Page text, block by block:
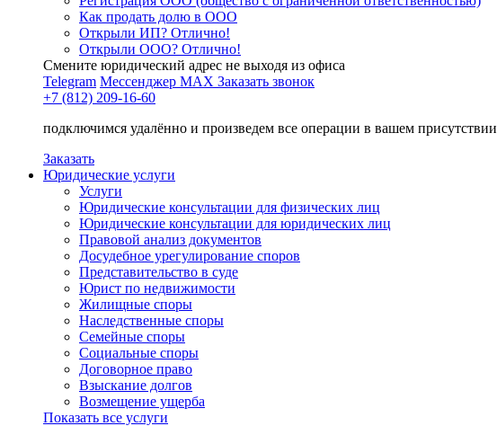
Как продать долю в ООО
Открыли ИП? Отлично!
Открыли ООО? Отлично!
Смените юридический адрес не выходя из офиса
Telegram Мессенджер MAX Заказать звонок
+7 (812) 209-16-60
подключимся удалённо и произведем все операции в вашем присутствии
Заказать
Юридические услуги
Услуги
Юридические консультации для физических лиц
Юридические консультации для юридических лиц
Правовой анализ документов
Досудебное урегулирование споров
Представительство в суде
Юрист по недвижимости
Жилищные споры
Наследственные споры
Семейные споры
Социальные споры
Договорное право
Взыскание долгов
Возмещение ущерба
Показать все услуги